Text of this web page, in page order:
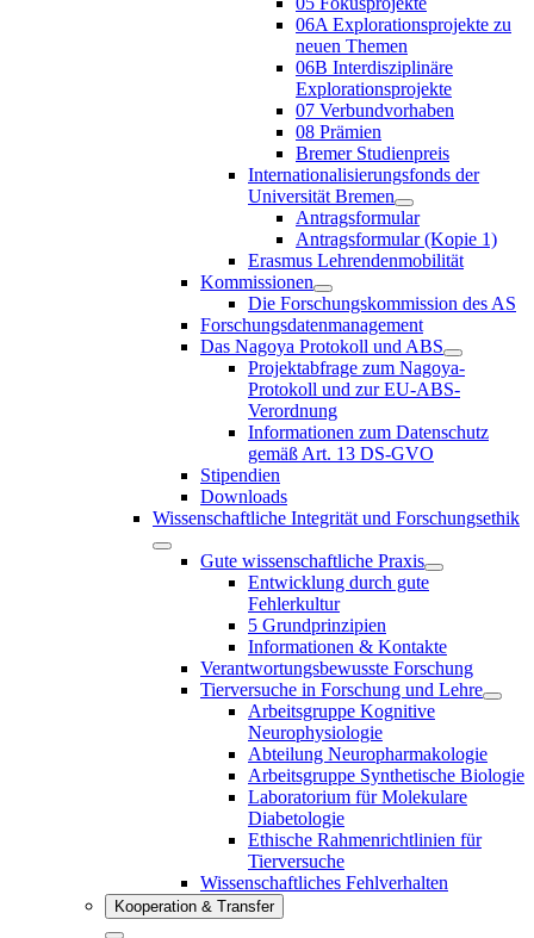
06A Explorationsprojekte zu
neuen Themen
06B Interdisziplinäre
Explorationsprojekte
07 Verbundvorhaben
08 Prämien
Bremer Studienpreis
Internationalisierungsfonds der
Universität Bremen
Antragsformular
Antragsformular (Kopie 1)
Erasmus Lehrendenmobilität
Kommissionen
Die Forschungskommission des AS
Forschungsdatenmanagement
Das Nagoya Protokoll und ABS
Projektabfrage zum Nagoya-
Protokoll und zur EU-ABS-
Verordnung
Informationen zum Datenschutz
gemäß Art. 13 DS-GVO
Stipendien
Downloads
Wissenschaftliche Integrität und Forschungsethik
Gute wissenschaftliche Praxis
Entwicklung durch gute
Fehlerkultur
5 Grundprinzipien
Informationen & Kontakte
Verantwortungsbewusste Forschung
Tierversuche in Forschung und Lehre
Arbeitsgruppe Kognitive
Neurophysiologie
Abteilung Neuropharmakologie
Arbeitsgruppe Synthetische Biologie
Laboratorium für Molekulare
Diabetologie
Ethische Rahmenrichtlinien für
Tierversuche
Wissenschaftliches Fehlverhalten
Kooperation & Transfer